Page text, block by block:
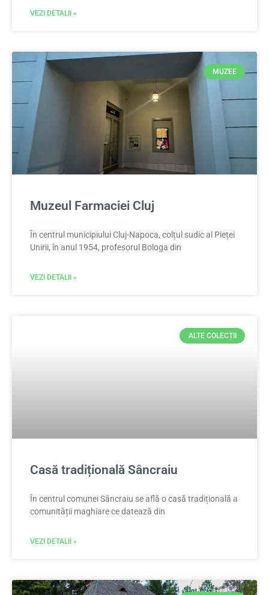
VEZI DETALII »
MUZEE
Muzeul Farmaciei Cluj
În centrul municipiului Cluj-Napoca, colțul sudic al Pieței
Unirii, în anul 1954, profesorul Bologa din
VEZI DETALII »
ALTE COLECȚII
Casă tradițională Sâncraiu
În centrul comunei Sâncraiu se află o casă tradițională a
comunității maghiare ce datează din
VEZI DETALII »